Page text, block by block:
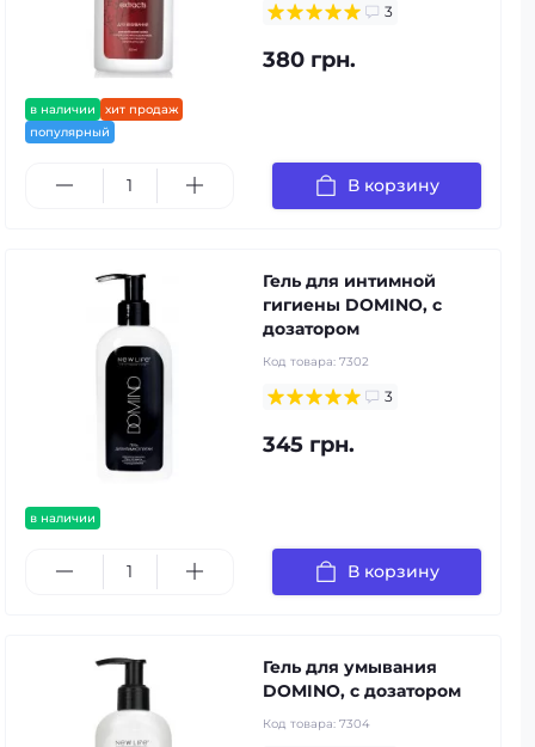
в наличии
хит продаж
популярный
3
380 грн.
В корзину
в наличии
Гель для интимной
гигиены DOMINO, с
дозатором
Код товара: 7302
3
345 грн.
В корзину
Гель для умывания
DOMINO, с дозатором
Код товара: 7304